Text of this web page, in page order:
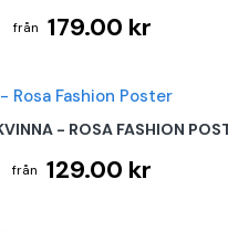
179.00 kr
- ROSA FASHION
129.00 kr